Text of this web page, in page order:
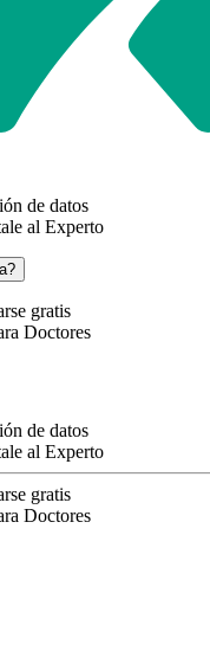
de datos
al Experto
gratis
Doctores
de datos
al Experto
gratis
Doctores